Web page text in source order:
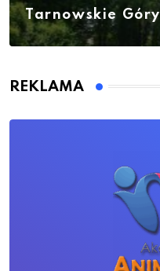
Tarnowskie Góry
REKLAMA